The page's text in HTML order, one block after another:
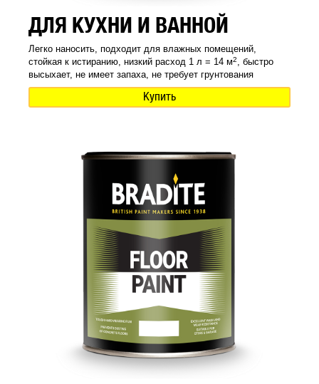
ДЛЯ КУХНИ И ВАННОЙ
Легко наносить, подходит для влажных помещений,
стойкая к истиранию, низкий расход 1 л = 14 м2, быстро
высыхает, не имеет запаха, не требует грунтования
Купить